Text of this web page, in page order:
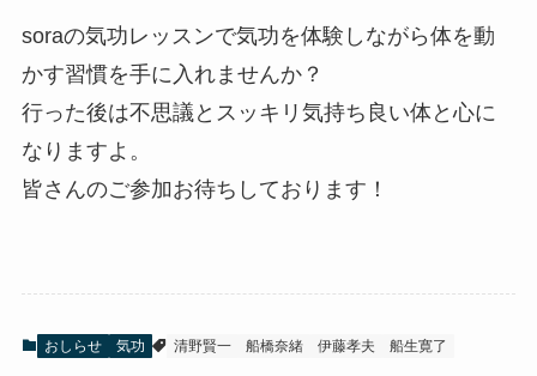
soraの気功レッスンで気功を体験しながら体を動
かす習慣を手に入れませんか？
行った後は不思議とスッキリ気持ち良い体と心に
なりますよ。
皆さんのご参加お待ちしております！
おしらせ 気功 清野賢一 船橋奈緒 伊藤孝夫 船生寛了